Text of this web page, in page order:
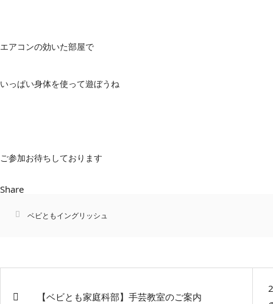
エアコンの効いた部屋で
いっぱい身体を使って遊ぼうね
ご参加お待ちしております
Share
ベビともイングリッシュ
【ベビとも家庭科部】手芸教室のご案内